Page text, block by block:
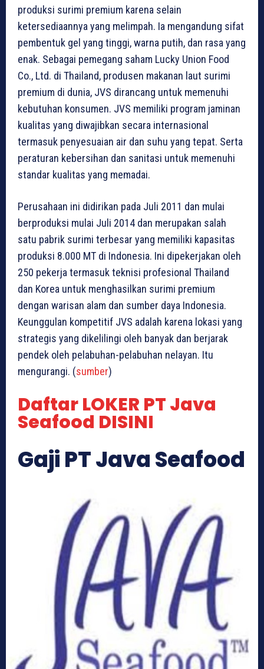
produksi surimi premium karena selain
ketersediaannya yang melimpah. Ia mengandung sifat
pembentuk gel yang tinggi, warna putih, dan rasa yang
enak. Sebagai pemegang saham Lucky Union Food
Co., Ltd. di Thailand, produsen makanan laut surimi
premium di dunia, JVS dirancang untuk memenuhi
kebutuhan konsumen. JVS memiliki program jaminan
kualitas yang diwajibkan secara internasional
termasuk penyesuaian air dan suhu yang tepat. Serta
peraturan kebersihan dan sanitasi untuk memenuhi
standar kualitas yang memadai.
Perusahaan ini didirikan pada Juli 2011 dan mulai
berproduksi mulai Juli 2014 dan merupakan salah
satu pabrik surimi terbesar yang memiliki kapasitas
produksi 8.000 MT di Indonesia. Ini dipekerjakan oleh
250 pekerja termasuk teknisi profesional Thailand
dan Korea untuk menghasilkan surimi premium
dengan warisan alam dan sumber daya Indonesia.
Keunggulan kompetitif JVS adalah karena lokasi yang
strategis yang dikelilingi oleh banyak dan berjarak
pendek oleh pelabuhan-pelabuhan nelayan. Itu
mengurangi. (sumber)
Daftar LOKER PT Java
Seafood DISINI
Gaji PT Java Seafood